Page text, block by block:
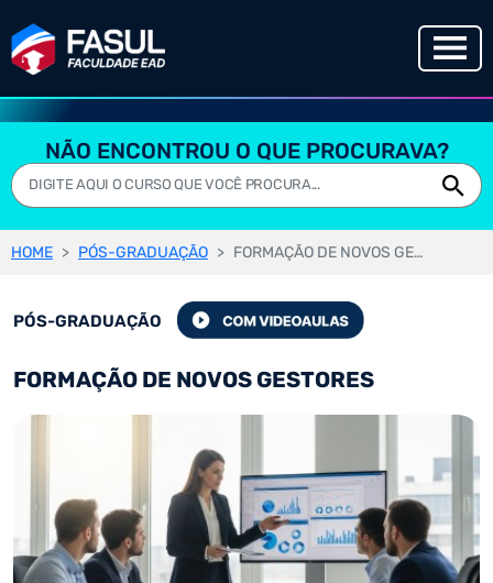
NÃO ENCONTROU O QUE PROCURAVA?
HOME PÓS-GRADUAÇÃO FORMAÇÃO DE NOVOS GESTORES
PÓS-GRADUAÇÃO
FORMAÇÃO DE NOVOS GESTORES